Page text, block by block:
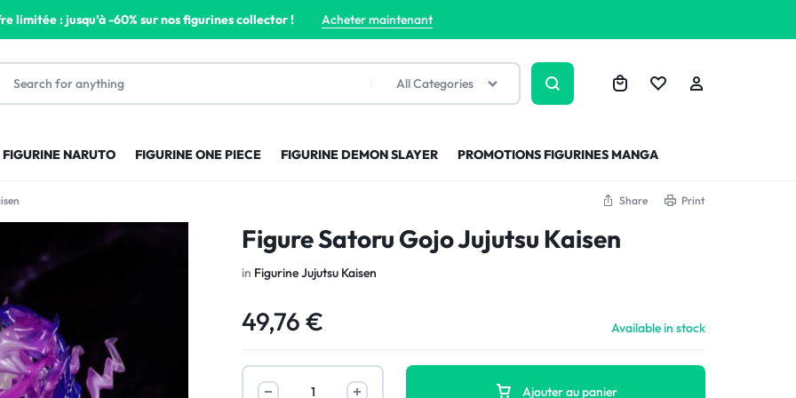
limitée : jusqu’à -60% sur nos figurines collector ! Acheter maintenant
All Categories
FIGURINE NARUTO FIGURINE ONE PIECE FIGURINE DEMON SLAYER PROMOTIONS FIGURINES MANGA
Share Print
Figure Satoru Gojo Jujutsu Kaisen
in Figurine Jujutsu Kaisen
49,76€ Available in stock
Ajouter au panier